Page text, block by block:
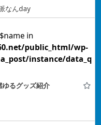
なんday
in
public_html/wp-
instance/data_q
ゆるグッズ紹介